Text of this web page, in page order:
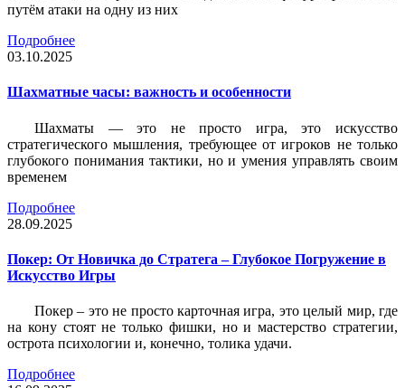
путём атаки на одну из них
Подробнее
03.10.2025
Шахматные часы: важность и особенности
Шахматы — это не просто игра, это искусство
стратегического мышления, требующее от игроков не только
глубокого понимания тактики, но и умения управлять своим
временем
Подробнее
28.09.2025
Покер: От Новичка до Стратега – Глубокое Погружение в
Искусство Игры
Покер – это не просто карточная игра, это целый мир, где
на кону стоят не только фишки, но и мастерство стратегии,
острота психологии и, конечно, толика удачи.
Подробнее